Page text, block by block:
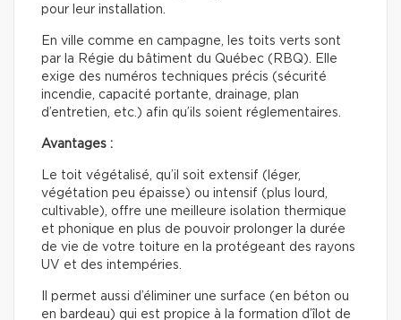
pour leur installation.
En ville comme en campagne, les toits verts sont
par la Régie du bâtiment du Québec (RBQ). Elle
exige des numéros techniques précis (sécurité
incendie, capacité portante, drainage, plan
d’entretien, etc.) afin qu’ils soient réglementaires.
Avantages :
Le toit végétalisé, qu’il soit extensif (léger,
végétation peu épaisse) ou intensif (plus lourd,
cultivable), offre une meilleure isolation thermique
et phonique en plus de pouvoir prolonger la durée
de vie de votre toiture en la protégeant des rayons
UV et des intempéries.
Il permet aussi d’éliminer une surface (en béton ou
en bardeau) qui est propice à la formation d’îlot de